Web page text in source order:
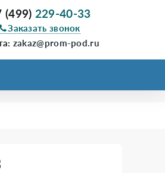
(499) 229-40-33
Заказать звонок
zakaz@prom-pod.ru